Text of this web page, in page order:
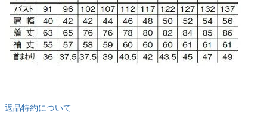
返品特約について